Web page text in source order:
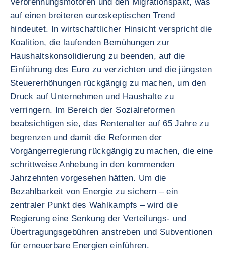
auf einen breiteren euroskeptischen Trend
hindeutet. In wirtschaftlicher Hinsicht verspricht die
Koalition, die laufenden Bemühungen zur
Haushaltskonsolidierung zu beenden, auf die
Einführung des Euro zu verzichten und die jüngsten
Steuererhöhungen rückgängig zu machen, um den
Druck auf Unternehmen und Haushalte zu
verringern. Im Bereich der Sozialreformen
beabsichtigen sie, das Rentenalter auf 65 Jahre zu
begrenzen und damit die Reformen der
Vorgängerregierung rückgängig zu machen, die eine
schrittweise Anhebung in den kommenden
Jahrzehnten vorgesehen hätten. Um die
Bezahlbarkeit von Energie zu sichern – ein
zentraler Punkt des Wahlkampfs – wird die
Regierung eine Senkung der Verteilungs- und
Übertragungsgebühren anstreben und Subventionen
für erneuerbare Energien einführen.